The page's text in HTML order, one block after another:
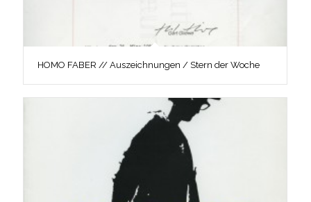
HOMO FABER // Auszeichnungen / Stern der Woche